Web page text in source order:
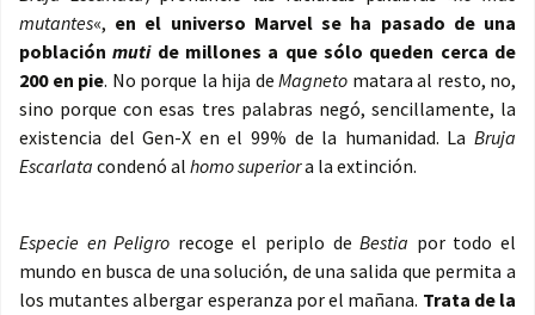
mutantes«, en el universo Marvel se ha pasado de una
poblaciónmuti de millones a que sólo queden cerca de
200 en pie. No porque la hija de Magneto matara al resto, no,
sino porque con esas tres palabras negó, sencillamente, la
existencia del Gen-X en el 99% de la humanidad. La Bruja
Escarlata condenó al homo superiora la extinción.
Especie en Peligro recoge el periplo deBestia por todo el
mundo en busca de una solución, de una salida que permita a
los mutantes albergar esperanza por el mañana. Trata de la